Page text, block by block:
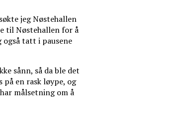
jeg Nøstehallen
til Nøstehallen for å
tatt i pausene
sånn, så da ble det
en rask løype, og
målsetning om å